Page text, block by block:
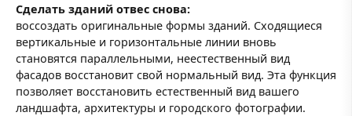
Сделать зданий отвес снова:
воссоздать оригинальные формы зданий. Сходящиеся
вертикальные и горизонтальные линии вновь
становятся параллельными, неестественный вид
фасадов восстановит свой нормальный вид. Эта функция
позволяет восстановить естественный вид вашего
ландшафта, архитектуры и городского фотографии.